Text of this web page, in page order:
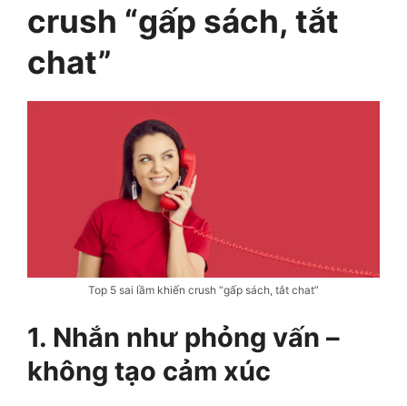
crush “gấp sách, tắt
chat”
Top 5 sai lầm khiến crush “gấp sách, tắt chat”
1. Nhắn như phỏng vấn –
không tạo cảm xúc